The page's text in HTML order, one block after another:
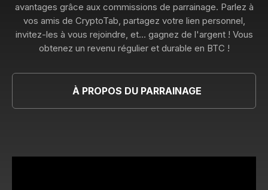
avantages grâce aux commissions de parrainage. Parlez à
vos amis de CryptoTab, partagez votre lien personnel,
invitez-les à vous rejoindre, et… gagnez de l'argent ! Vous
obtenez un revenu régulier et durable en BTC !
À PROPOS DU PARRAINAGE